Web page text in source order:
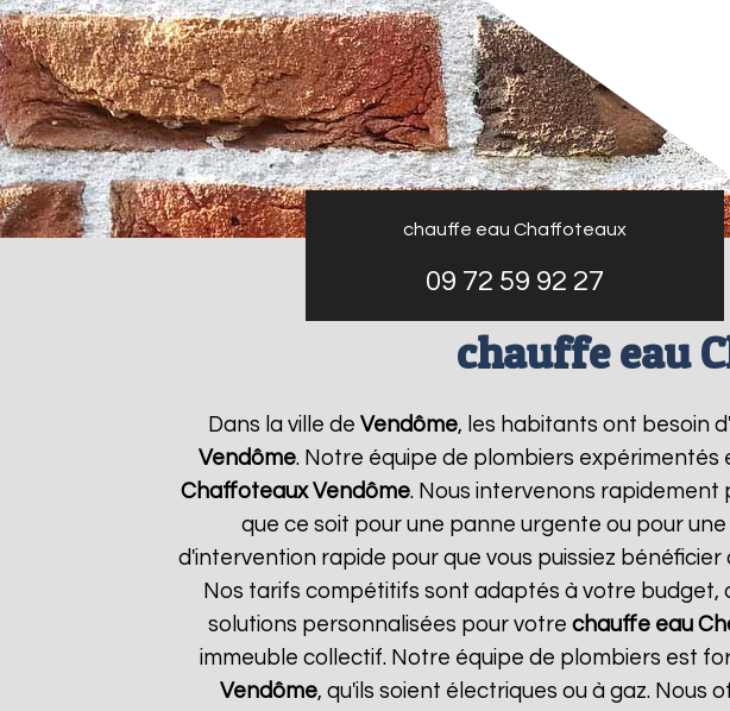
chauffe eau Chaffoteaux
09 72 59 92 27
chauffe eau
Dans la ville de Vendôme, les habitants ont besoin
Vendôme. Notre équipe de plombiers
Chaffoteaux Vendôme. Nous intervenons
que ce soit pour une panne urgente ou pour
d'intervention rapide pour que vous puissiez bénéficier
Nos tarifs compétitifs sont adaptés à votre budget,
solutions personnalisées pour votre chauffe eau
immeuble collectif. Notre équipe de plombiers est
Vendôme, qu'ils soient électriques ou à gaz. Nous